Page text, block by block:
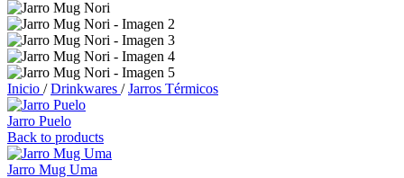
Inicio / Drinkwares / Jarros Térmicos
Jarro Puelo
Back to products
Jarro Mug Uma